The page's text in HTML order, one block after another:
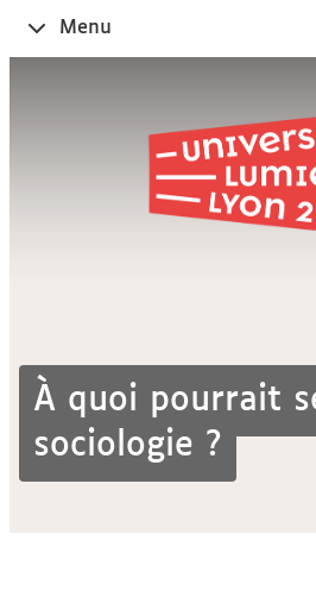
Ouvrir
le
Menu
À quoi pourrait
sociologie ?